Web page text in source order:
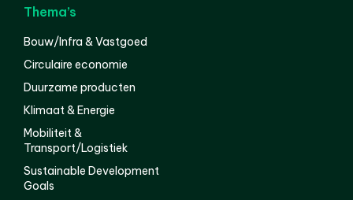
Thema’s
Bouw/Infra & Vastgoed
Circulaire economie
Duurzame producten
Klimaat & Energie
Mobiliteit &
Transport/Logistiek
Sustainable Development
Goals